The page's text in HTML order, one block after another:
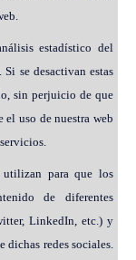
estadístico del
se desactivan estas
sin perjuicio de que
el uso de nuestra web
utilizan para que los
de diferentes
LinkedIn, etc.) y
dichas redes sociales.